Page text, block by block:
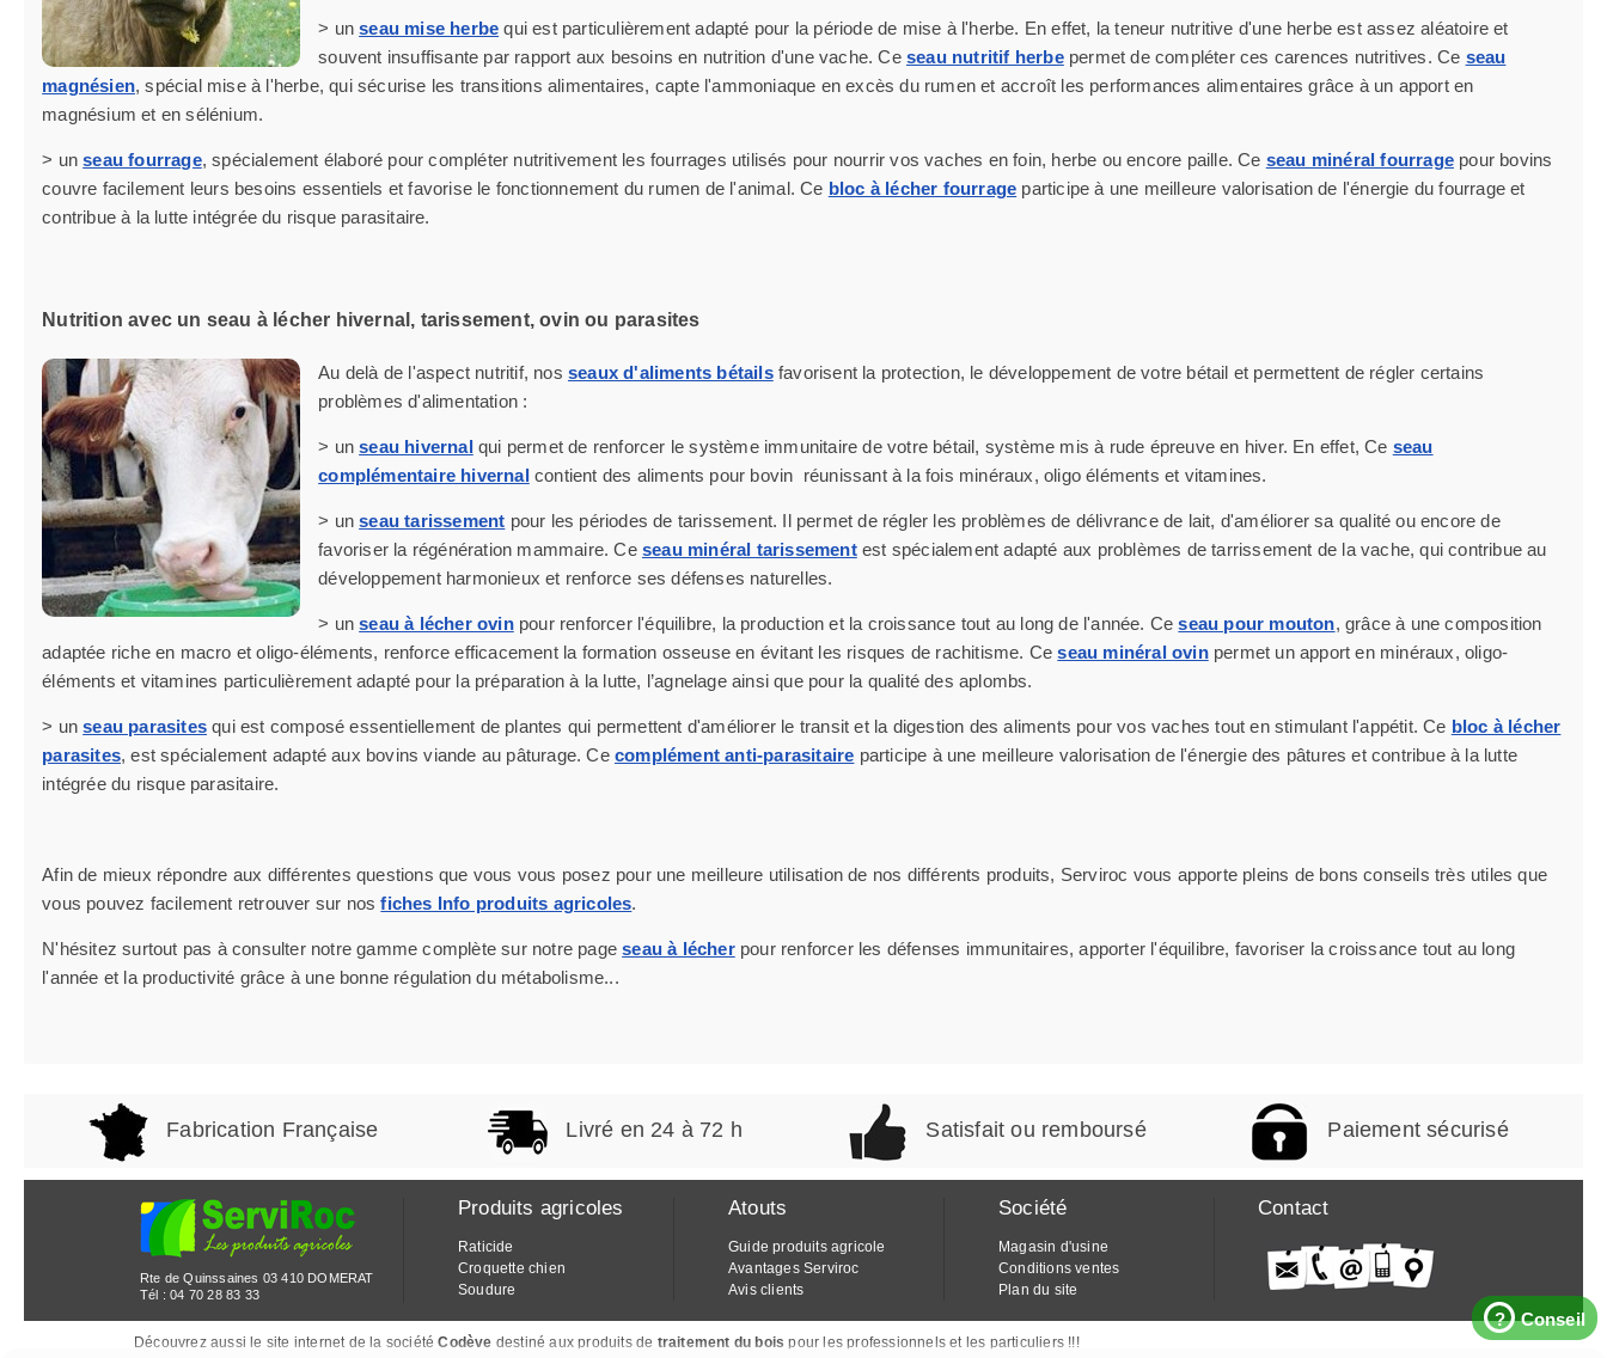
> unseau mise herbe qui est particulièrement adapté pour la période de mise à l'herbe. En effet, la teneur nutritive d'une herbe est assez aléatoire et
souvent insuffisante par rapport aux besoins en nutrition d'une vache. Ce seau nutritif herbepermet de compléter ces carences nutritives. Ce seau
magnésien, spécial mise à l'herbe, qui sécurise les transitions alimentaires, capte l'ammoniaque en excès du rumen et accroît les performances alimentaires grâce à un apport en
magnésium et en sélénium.
> unseau fourrage, spécialement élaboré pour compléter nutritivement les fourrages utilisés pour nourrir vos vaches en foin, herbe ou encore paille. Ce seau minéral fourragepour bovins
couvre facilement leurs besoins essentiels et favorise le fonctionnement du rumen de l'animal. Ce bloc à lécher fourrage participe à une meilleure valorisation de l'énergie du fourrage et
contribue à la lutte intégrée du risque parasitaire.
Nutrition avec un seau à lécher hivernal, tarissement, ovin ou parasites
Au delà de l'aspect nutritif, nos seaux d'aliments bétailsfavorisent la protection, le développement de votre bétail et permettent de régler certains
problèmes d'alimentation :
> unseau hivernalqui permet de renforcer le système immunitaire de votre bétail, système mis à rude épreuve en hiver. En effet, Ce seau
complémentaire hivernal contient des aliments pour bovin réunissant à la fois minéraux, oligo éléments et vitamines.
> unseau tarissement pour les périodes de tarissement. Il permet de régler les problèmes de délivrance de lait, d'améliorer sa qualité ou encore de
favoriser la régénération mammaire. Ce seau minéral tarissementest spécialement adapté aux problèmes de tarrissement de la vache, qui contribue au
développement harmonieux et renforce ses défenses naturelles.
> unseau à lécher ovinpour renforcer l'équilibre, la production et la croissance tout au long de l'année. Ceseau pour mouton, grâce à une composition
adaptée riche en macro et oligo-éléments, renforce efficacement la formation osseuse en évitant les risques de rachitisme. Ceseau minéral ovin permet un apport en minéraux, oligo-
éléments et vitamines particulièrement adapté pour la préparation à la lutte, l’agnelage ainsi que pour la qualité des aplombs.
> unseau parasitesqui est composé essentiellement de plantes qui permettent d'améliorer le transit et la digestion des aliments pour vos vaches tout en stimulant l'appétit. Ce bloc à lécher
parasites, est spécialement adapté aux bovins viande au pâturage. Ce complément anti-parasitaire participe à une meilleure valorisation de l'énergie des pâtures et contribue à la lutte
intégrée du risque parasitaire.
Afin de mieux répondre aux différentes questions que vous vous posez pour une meilleure utilisation de nos différents produits, Serviroc vous apporte pleins de bons conseils très utiles que
vous pouvez facilement retrouver sur nosfiches Info produits agricoles.
N'hésitez surtout pas à consulter notre gamme complète sur notre pageseau à lécherpour renforcer les défenses immunitaires, apporter l'équilibre, favoriser la croissance tout au long
l'année et la productivité grâce à une bonne régulation du métabolisme...
Fabrication Française Livré en 24 à 72 h Satisfait ou remboursé Paiement sécurisé
Rte de Quinssaines 03 410 DOMERAT
Tél :04 70 28 83 33
Produits agricoles
Raticide
Croquette chien
Soudure
Atouts
Guide produits agricole
Avantages Serviroc
Avis clients
Société
Magasin d'usine
Conditions ventes
Plan du site
Contact
Découvrez aussi le site internet de la sociétéCodève destiné aux produits de traitement du bois pour les professionnels et les particuliers !!!
? Conseil